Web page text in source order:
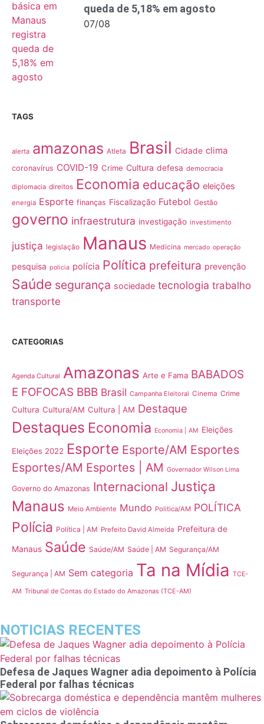
queda de 5,18% em agosto
07/08
TAGS
alerta amazonas Atleta Brasil Cidade clima
coronavírus COVID-19 Crime Cultura defesa democracia
diplomacia direitos Economia educação eleições
energia Esporte finanças Fiscalização Futebol Gestão
governo infraestrutura investigação investimento
justiça legislação Manaus Medicina mercado operação
pesquisa policia polícia Política prefeitura prevenção
Saúde segurança sociedade tecnologia trabalho
transporte
CATEGORIAS
Agenda Cultural Amazonas Arte e Fama BABADOS
E FOFOCAS BBB Brasil Campanha Eleitoral Cinema Crime
Cultura Cultura/AM Cultura | AM Destaque
Destaques Economia Economia | AM Eleições
Eleições 2022 Esporte Esporte/AM Esportes
Esportes/AM Esportes | AM Governador Wilson Lima
Governo do Amazonas Internacional Justiça
Manaus Meio Ambiente Mundo Politica/AM POLÍTICA
Polícia Política | AM Prefeito David Almeida Prefeitura de
Manaus Saúde Saúde/AM Saúde | AM Segurança/AM
Segurança | AM Sem categoria Ta na Mídia TCE-
AM Tribunal de Contas do Estado do Amazonas (TCE-AM)
NOTICIAS RECENTES
Defesa de Jaques Wagner adia depoimento à Polícia
Federal por falhas técnicas